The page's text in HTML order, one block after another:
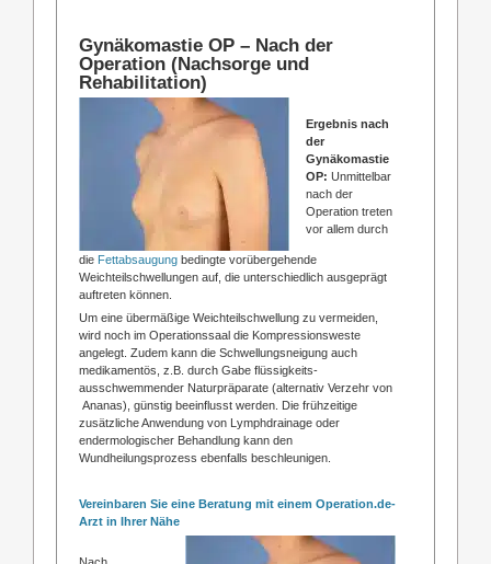
Gynäkomastie OP – Nach der
Operation (Nachsorge und
Rehabilitation)
Ergebnis nach
der
Gynäkomastie
OP: Unmittelbar
nach der
Operation treten
vor allem durch
die Fettabsaugungbedingte vorübergehende
Weichteilschwellungen auf, die unterschiedlich ausgeprägt
auftreten können.
Um eine übermäßige Weichteilschwellung zu vermeiden,
wird noch im Operationssaal die Kompressionsweste
angelegt. Zudem kann die Schwellungsneigung auch
medikamentös, z.B. durch Gabe flüssigkeits-
ausschwemmender Naturpräparate (alternativ Verzehr von
Ananas), günstig beeinflusst werden. Die frühzeitige
zusätzliche Anwendung von Lymphdrainage oder
endermologischer Behandlung kann den
Wundheilungsprozess ebenfalls beschleunigen.
Vereinbaren Sie eine Beratung mit einem Operation.de-
Arzt in Ihrer Nähe